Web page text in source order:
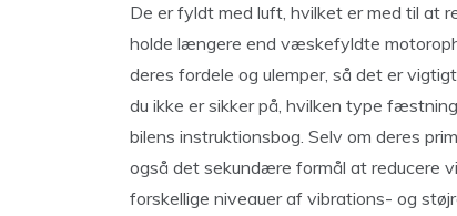
De er fyldt med luft, hvilket er med til at
holde længere end væskefyldte
deres fordele og ulemper, så det er
du ikke er sikker på, hvilken type
bilens instruktionsbog. Selv om deres
også det sekundære formål at reducere
forskellige niveauer af vibrations- og